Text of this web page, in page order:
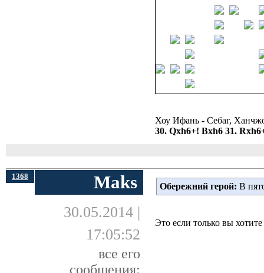
Хоу Ифань - Себаг,
30. Qxh6+! Bxh6 31.
1368 Maks
30.05.2014 |
17:05:52
все его
сообщения:
Обережний герой: В
Это если только вы